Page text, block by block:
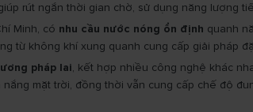
rút ngắn thời gian chờ, sử dụng năng lượng
Minh, có nhu cầu nước nóng ổn định quanh
từ không khí xung quanh cung cấp giải pháp
pháp lai, kết hợp nhiều công nghệ khác
mặt trời, đồng thời vẫn cung cấp chế độ